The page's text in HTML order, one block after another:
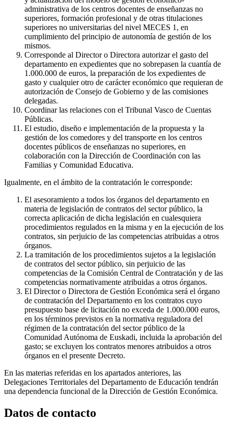
administrativa de los centros docentes de enseñanzas no
superiores, formación profesional y de otras titulaciones
superiores no universitarias del nivel MECES 1, en
cumplimiento del principio de autonomía de gestión de los
mismos.
Corresponde al Director o Directora autorizar el gasto del
departamento en expedientes que no sobrepasen la cuantía de
1.000.000 de euros, la preparación de los expedientes de
gasto y cualquier otro de carácter económico que requieran de
autorización de Consejo de Gobierno y de las comisiones
delegadas.
Coordinar las relaciones con el Tribunal Vasco de Cuentas
Públicas.
El estudio, diseño e implementación de la propuesta y la
gestión de los comedores y del transporte en los centros
docentes públicos de enseñanzas no superiores, en
colaboración con la Dirección de Coordinación con las
Familias y Comunidad Educativa.
Igualmente, en el ámbito de la contratación le corresponde:
El asesoramiento a todos los órganos del departamento en
materia de legislación de contratos del sector público, la
correcta aplicación de dicha legislación en cualesquiera
procedimientos regulados en la misma y en la ejecución de los
contratos, sin perjuicio de las competencias atribuidas a otros
órganos.
La tramitación de los procedimientos sujetos a la legislación
de contratos del sector público, sin perjuicio de las
competencias de la Comisión Central de Contratación y de las
competencias normativamente atribuidas a otros órganos.
El Director o Directora de Gestión Económica será el órgano
de contratación del Departamento en los contratos cuyo
presupuesto base de licitación no exceda de 1.000.000 euros,
en los términos previstos en la normativa reguladora del
régimen de la contratación del sector público de la
Comunidad Autónoma de Euskadi, incluida la aprobación del
gasto; se excluyen los contratos menores atribuidos a otros
órganos en el presente Decreto.
En las materias referidas en los apartados anteriores, las
Delegaciones Territoriales del Departamento de Educación tendrán
una dependencia funcional de la Dirección de Gestión Económica.
Datos de contacto